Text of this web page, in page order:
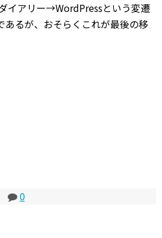
イアリー→WordPressという変遷
あるが、おそらくこれが最後の移
0